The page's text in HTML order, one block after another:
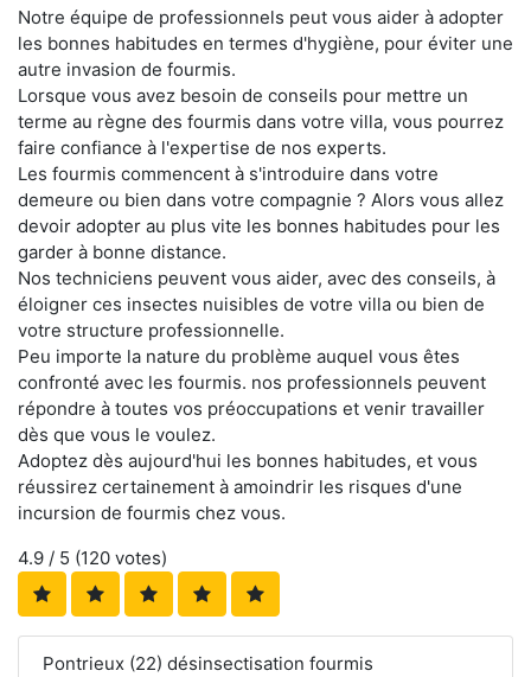
Notre équipe de professionnels peut vous aider à adopter
les bonnes habitudes en termes d'hygiène, pour éviter une
autre invasion de fourmis.
Lorsque vous avez besoin de conseils pour mettre un
terme au règne des fourmis dans votre villa, vous pourrez
faire confiance à l'expertise de nos experts.
Les fourmis commencent à s'introduire dans votre
demeure ou bien dans votre compagnie ? Alors vous allez
devoir adopter au plus vite les bonnes habitudes pour les
garder à bonne distance.
Nos techniciens peuvent vous aider, avec des conseils, à
éloigner ces insectes nuisibles de votre villa ou bien de
votre structure professionnelle.
Peu importe la nature du problème auquel vous êtes
confronté avec les fourmis. nos professionnels peuvent
répondre à toutes vos préoccupations et venir travailler
dès que vous le voulez.
Adoptez dès aujourd'hui les bonnes habitudes, et vous
réussirez certainement à amoindrir les risques d'une
incursion de fourmis chez vous.
4.9 / 5 (120 votes)
Pontrieux (22) désinsectisation fourmis